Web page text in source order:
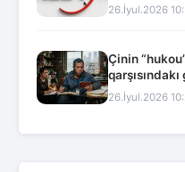
26.İyul.2026
Çinin
26.İyul.2026